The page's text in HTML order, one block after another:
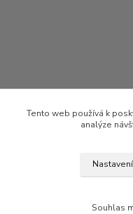
Tento web používá k
analýze
Nastavení
Souhlas